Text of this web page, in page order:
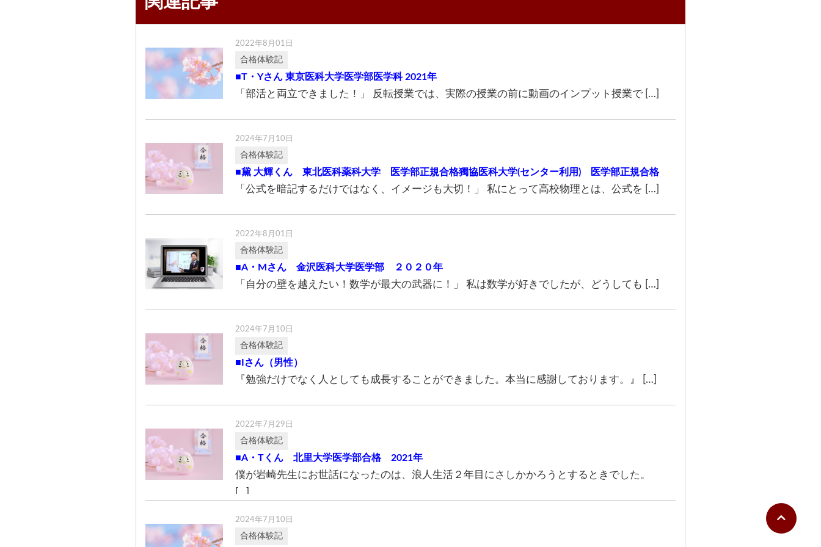
2022年8月01日
合格体験記
■T・Yさん 東京医科大学医学部医学科 2021年
「部活と両立できました！」 反転授業では、実際の授業の前に動画のインプット授業で […]
2024年7月10日
合格体験記
■黛 大輝くん 東北医科薬科大学 医学部正規合格獨協医科大学(センター利用) 医学部正規合格
「公式を暗記するだけではなく、イメージも大切！」 私にとって高校物理とは、公式を […]
2022年8月01日
合格体験記
■A・Mさん 金沢医科大学医学部 ２０２０年
「自分の壁を越えたい！数学が最大の武器に！」 私は数学が好きでしたが、どうしても […]
2024年7月10日
合格体験記
■Iさん（男性）
『勉強だけでなく人としても成長することができました。本当に感謝しております。』 […]
2022年7月29日
合格体験記
■A・Tくん 北里大学医学部合格 2021年
僕が岩崎先生にお世話になったのは、浪人生活２年目にさしかかろうとするときでした。
[…]
2024年7月10日
合格体験記